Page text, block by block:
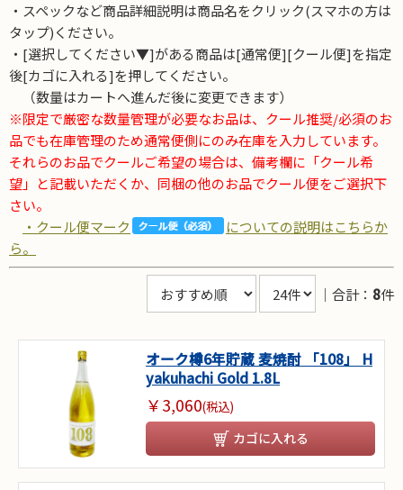
・スペックなど商品詳細説明は商品名をクリック(スマホの方は
タップ)ください。
・[選択してください▼]がある商品は[通常便][クール便]を指定
後[カゴに入れる]を押してください。
（数量はカートへ進んだ後に変更できます）
※限定で厳密な数量管理が必要なお品は、クール推奨/必須のお
品でも在庫管理のため通常便側にのみ在庫を入力しています。
それらのお品でクールご希望の場合は、備考欄に「クール希
望」と記載いただくか、同梱の他のお品でクール便をご選択下
さい。
・クール便マーク
についての説明はこちらか
ら。
｜合計： 8件
オーク樽6年貯蔵 麦焼酎 「108」 H
yakuhachi Gold 1.8L
￥3,060(税込)
カゴに入れる